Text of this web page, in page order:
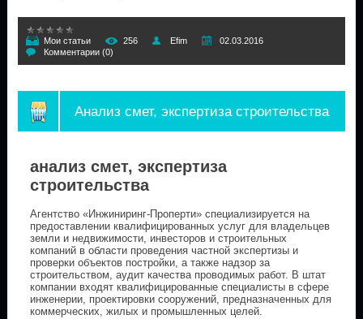
Мои статьи 256 Efim
02.03.2016
Комментарии (0)
Анализ смет, экспертиза строительства
анализ смет, экспертиза
строительства
Агентство «Инжиниринг-Проперти» специализируется на
предоставлении квалифицированных услуг для владельцев
земли и недвижимости, инвесторов и строительных
компаний в области проведения частной экспертизы и
проверки объектов постройки, а также надзор за
строительством, аудит качества проводимых работ. В штат
компании входят квалифицированные специалисты в сфере
инженерии, проектировки сооружений, предназначенных для
коммерческих, жилых и промышленных целей.